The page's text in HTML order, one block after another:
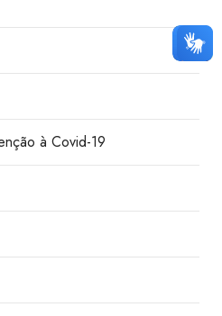
à Covid-19